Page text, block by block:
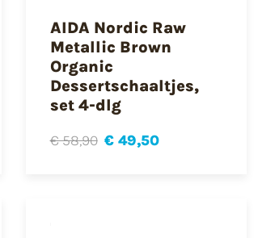
AIDA Nordic Raw
Metallic Brown
Organic
Dessertschaaltjes,
set 4-dlg
€ 58,90 € 49,50